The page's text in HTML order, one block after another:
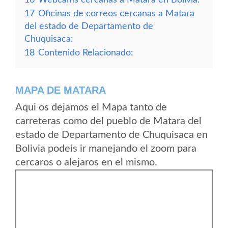
17 Oficinas de correos cercanas a Matara
del estado de Departamento de
Chuquisaca:
18 Contenido Relacionado:
MAPA DE MATARA
Aqui os dejamos el Mapa tanto de
carreteras como del pueblo de Matara del
estado de Departamento de Chuquisaca en
Bolivia podeis ir manejando el zoom para
cercaros o alejaros en el mismo.